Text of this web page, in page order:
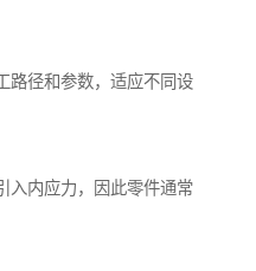
路径和参数，适应不同设
入内应力，因此零件通常